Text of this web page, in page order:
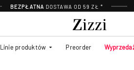
BEZPŁATNA DOSTAWA OD 59 ZŁ *
Linie produktów Preorder